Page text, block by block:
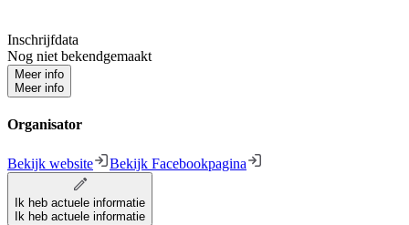
Inschrijfdata
Nog niet bekendgemaakt
Meer info
Meer info
Organisator
Bekijk website Bekijk Facebookpagina
Ik heb actuele informatie
Ik heb actuele informatie